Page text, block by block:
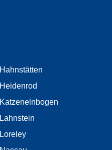
Hahnstätten
Heidenrod
Katzenelnbogen
Lahnstein
Loreley